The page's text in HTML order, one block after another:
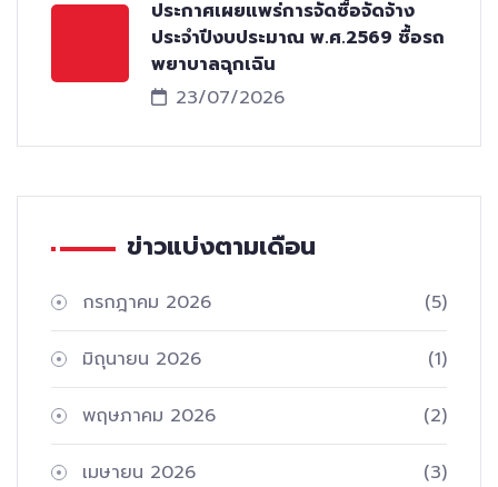
ประกาศเผยแพร่การจัดซื้อจัดจ้าง
ประจำปีงบประมาณ พ.ศ.2569 ซื้อรถ
พยาบาลฉุกเฉิน
23/07/2026
ข่าวแบ่งตามเดือน
กรกฎาคม 2026 (5)
มิถุนายน 2026 (1)
พฤษภาคม 2026 (2)
เมษายน 2026 (3)